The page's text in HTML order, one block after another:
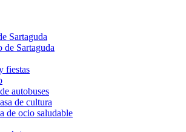
Sartaguda
de Sartaguda
fiestas
autobuses
de cultura
de ocio saludable